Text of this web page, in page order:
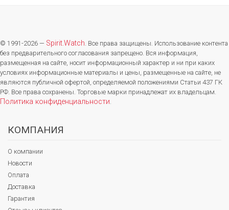
© 1991-2026 — Spirit.Watch. Все права защищены. Использование контента
без предварительного согласования запрещено. Вся информация,
размещенная на сайте, носит информационный характер и ни при каких
условиях информационные материалы и цены, размещенные на сайте, не
являются публичной офертой, определяемой положениями Статьи 437 ГК
РФ. Все права сохранены. Торговые марки принадлежат их владельцам.
Политика конфиденциальности.
КОМПАНИЯ
О компании
Новости
Оплата
Доставка
Гарантия